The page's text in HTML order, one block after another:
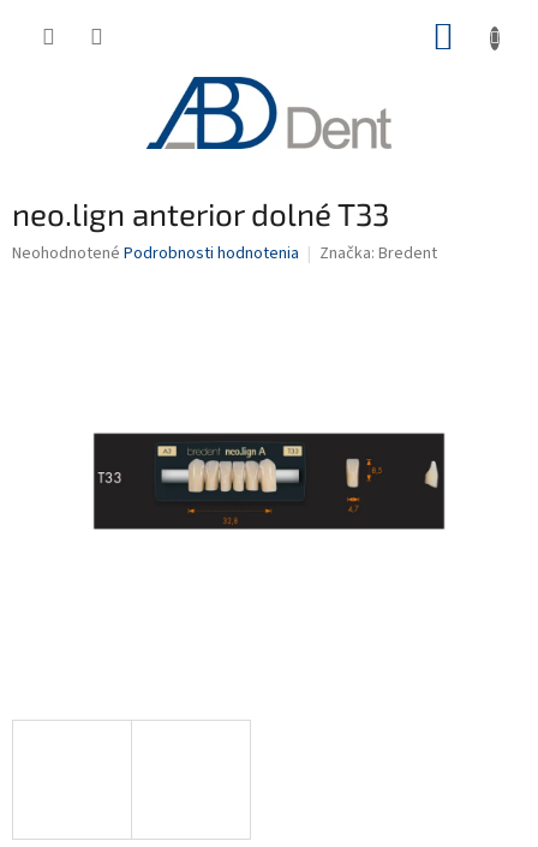
neo.lign anterior dolné T33
Priemerné
Neohodnotené Podrobnosti hodnotenia Značka: Bredent